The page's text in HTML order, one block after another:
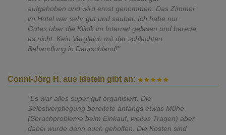
aufgehoben und wird ernst genommen. Das Zimmer
im Hotel war sehr gut und sauber. Ich habe nur
Gutes über die Klinik im Internet gelesen und bereue
es nicht. Kein Vergleich mit der schlechten
Behandlung in Deutschland!"
Conni-Jörg H. aus Idstein gibt an:
"Es war alles super gut organisiert. Die
Selbstverpflegung bereitete anfangs etwas Mühe
(Sprachprobleme beim Einkauf, weites Tragen) aber
dabei wurde dann auch geholfen. Die Kosten sind